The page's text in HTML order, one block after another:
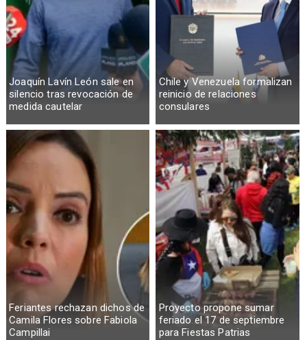
Joaquín Lavín León sale en
silencio tras revocación de
medida cautelar
Chile y Venezuela formalizan
reinicio de relaciones
consulares
Feriantes rechazan dichos de
Camila Flores sobre Fabiola
Campillai
Proyecto propone sumar
feriado el 17 de septiembre
para Fiestas Patrias